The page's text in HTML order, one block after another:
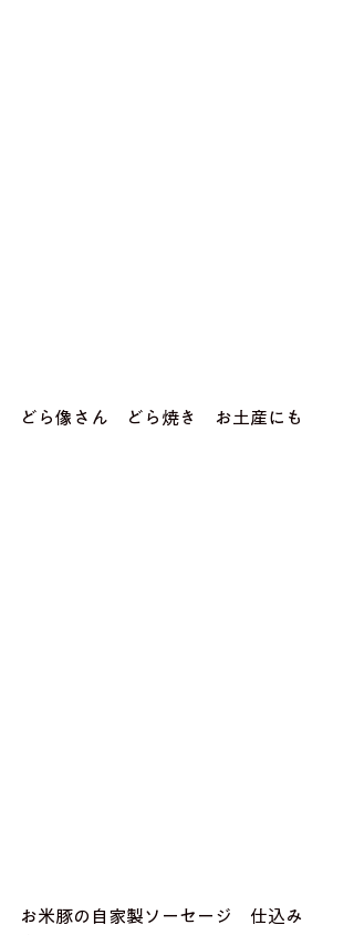
どら像さん　どら焼き　お土産にも
お米豚の自家製ソーセージ　仕込み